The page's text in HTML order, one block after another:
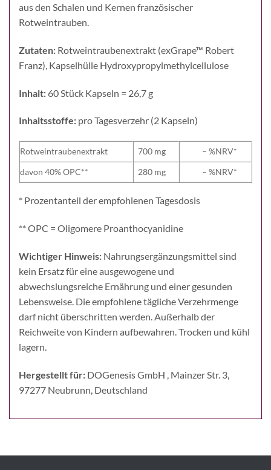
aus den Schalen und Kernen französischer
Rotweintrauben.
Zutaten: Rotweintraubenextrakt (exGrape™ Robert
Franz), Kapselhülle Hydroxypropylmethylcellulose
Inhalt: 60 Stück Kapseln = 26,7 g
Inhaltsstoffe: pro Tagesverzehr (2 Kapseln)
Rotweintraubenextrakt 700 mg
– %NRV*
davon 40% OPC**
280 mg – %NRV*
* Prozentanteil der empfohlenen Tagesdosis
** OPC = Oligomere Proanthocyanidine
Wichtiger Hinweis: Nahrungsergänzungsmittel sind
kein Ersatz für eine ausgewogene und
abwechslungsreiche Ernährung und einer gesunden
Lebensweise. Die empfohlene tägliche Verzehrmenge
darf nicht überschritten werden. Außerhalb der
Reichweite von Kindern aufbewahren. Trocken und kühl
lagern.
Hergestellt für: DOGenesis GmbH , Mainzer Str. 3,
97277 Neubrunn, Deutschland